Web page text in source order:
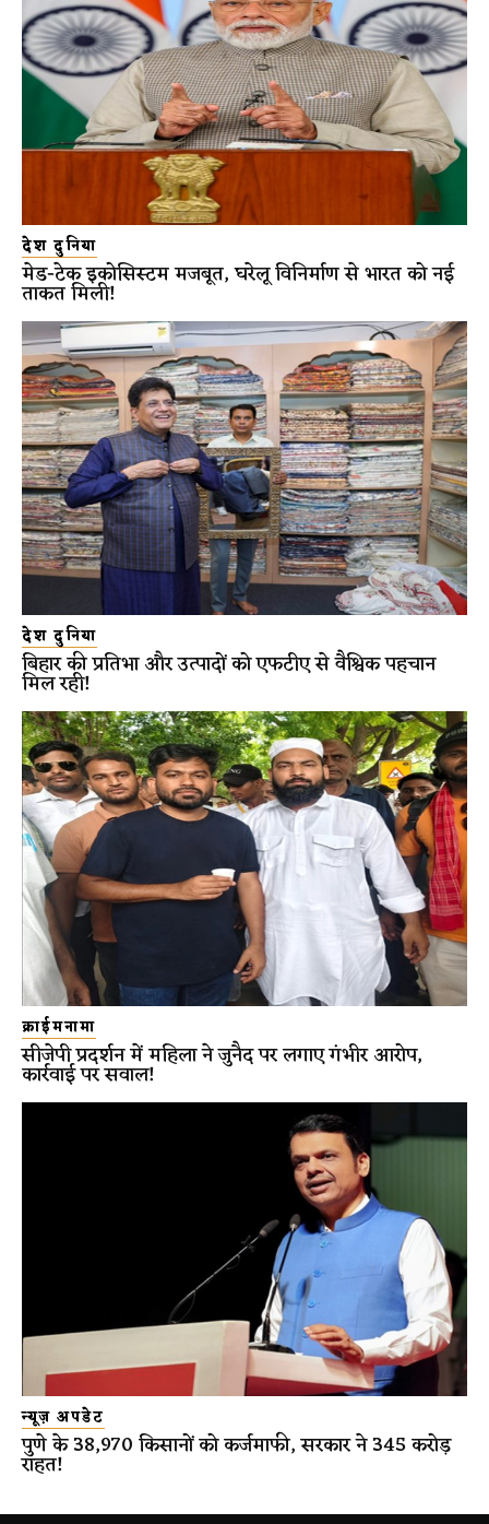
देश दुनिया
मेड-टेक इकोसिस्टम मजबूत, घरेलू विनिर्माण से भारत को नई
ताकत मिली!
देश दुनिया
बिहार की प्रतिभा और उत्पादों को एफटीए से वैश्विक पहचान
मिल रही!
क्राईमनामा
सीजेपी प्रदर्शन में महिला ने जुनैद पर लगाए गंभीर आरोप,
कार्रवाई पर सवाल!
न्यूज़ अपडेट
पुणे के 38,970 किसानों को कर्जमाफी, सरकार ने 345 करोड़
राहत!